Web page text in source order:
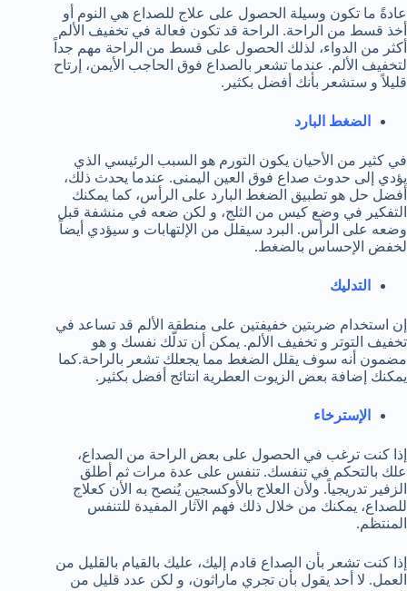
عادةً ما تكون وسيلة الحصول على علاج للصداع هي النوم أو
أخذ قسط من الراحة. الراحة قد تكون فعالة في تخفيف الألم
أكثر من الدواء، لذلك الحصول على قسط من الراحة مهم جداً
لتخفيف الألم. عندما تشعر بالصداع فوق الحاجب الأيمن، إرتاح
قليلاً و ستشعر بأنك أفضل بكثير.
الضغط البارد
في كثير من الأحيان يكون التورم هو السبب الرئيسي الذي
يؤدي إلى حدوث صداع فوق العين اليمنى. عندما يحدث ذلك،
أفضل حل هو تطبيق الضغط البارد على الرأس، كما يمكنك
التفكير في وضع كيس من الثلج، و لكن ضعه في منشفة قبل
وضعه على الرأس. البرد سيقلل من الإلتهابات و سيؤدي أيضاً
لخفض الإحساس بالضغط.
التدليك
إن استخدام ضربتين خفيفتين على منطقة الألم قد تساعد في
تخفيف التوتر و تخفيف الألم. يمكن أن تدلّك نفسك و هو
مضمون أنه سوف يقلل الضغط مما يجعلك تشعر بالراحة.كما
يمكنك إضافة بعض الزيوت العطرية انتائج أفضل بكثير.
الإسترخاء
إذا كنت ترغب في الحصول على بعض الراحة من الصداع،
علك بالتحكم في تنفسك. تنفس على عدة مرات ثم أطلق
الزفير تدريجياً. ولأن العلاج بالأوكسجين يُنصح به الأن كعلاج
للصداع، يمكنك من خلال ذلك فهم الآثار المفيدة للتنفس
المنتظم.
إذا كنت تشعر بأن الصداع قادم إليك، عليك بالقيام بالقليل من
العمل. لا أحد يقول بأن تجري ماراثون، و لكن عدد قليل من